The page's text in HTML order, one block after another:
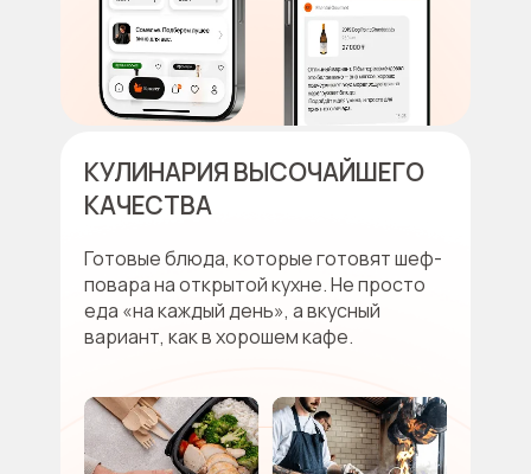
КУЛИНАРИЯ ВЫСОЧАЙШЕГО
КАЧЕСТВА
Готовые блюда, которые готовят шеф-
повара на открытой кухне. Не просто
еда «на каждый день», а вкусный
вариант, как в хорошем кафе.